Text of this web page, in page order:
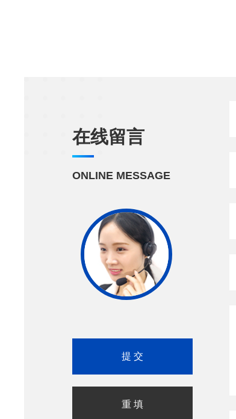
在线留言
ONLINE MESSAGE